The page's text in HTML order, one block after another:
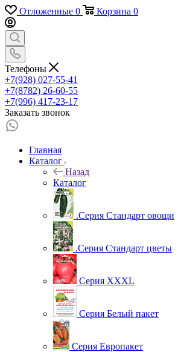
Отложенные 0 Корзина 0
Телефоны
+7(928) 027-55-41
+7(8782) 26-60-55
+7(996) 417-23-17
Заказать звонок
Главная
Каталог
Назад
Каталог
.Серия Стандарт овощи
.Серия Стандарт цветы
Серия XXXL
Серия Белый пакет
Серия Европакет